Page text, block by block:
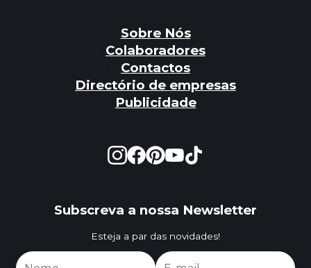
Sobre Nós
Colaboradores
Contactos
Directório de empresas
Publicidade
Subscreva a nossa Newsletter
Esteja a par das novidades!